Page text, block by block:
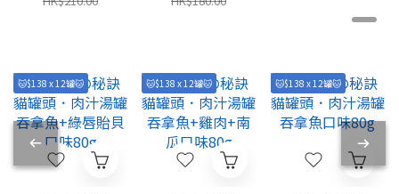
🐱$138 x 12罐🐱 🐱$138 x 12罐🐱 🐱$138 x 12罐🐱